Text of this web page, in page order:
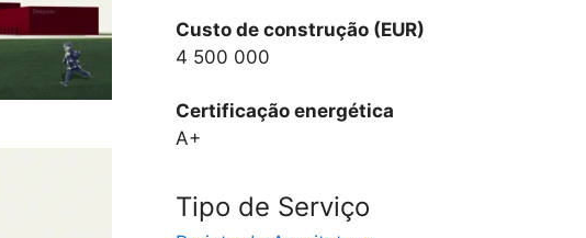
Custo de construção (EUR)
4 500 000
Certificação energética
A+
Tipo de Serviço